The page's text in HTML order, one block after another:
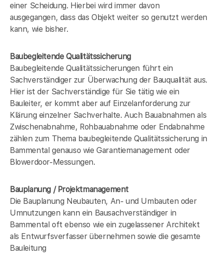
einer Scheidung. Hierbei wird immer davon
ausgegangen, dass das Objekt weiter so genutzt werden
kann, wie bisher.
Baubegleitende Qualitätssicherung
Baubegleitende Qualitätssicherungen führt ein
Sachverständiger zur Überwachung der Bauqualität aus.
Hier ist der Sachverständige für Sie tätig wie ein
Bauleiter, er kommt aber auf Einzelanforderung zur
Klärung einzelner Sachverhalte. Auch Bauabnahmen als
Zwischenabnahme, Rohbauabnahme oder Endabnahme
zählen zum Thema baubegleitende Qualitätssicherung in
Bammental genauso wie Garantiemanagement oder
Blowerdoor-Messungen.
Bauplanung / Projektmanagement
Die Bauplanung Neubauten, An- und Umbauten oder
Umnutzungen kann ein Bausachverständiger in
Bammental oft ebenso wie ein zugelassener Architekt
als Entwurfsverfasser übernehmen sowie die gesamte
Bauleitung